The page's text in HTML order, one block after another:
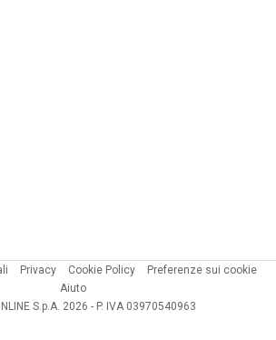
Privacy Cookie Policy
Preferenze sui cookie
Aiuto
S.p.A. 2026 - P. IVA 03970540963